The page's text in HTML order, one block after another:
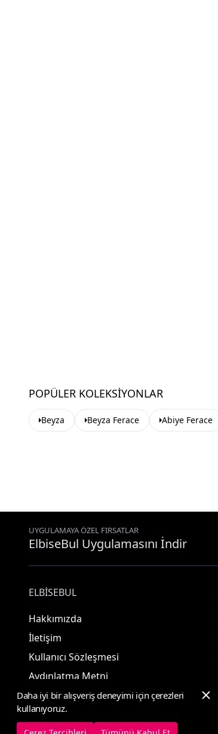
POPÜLER KOLEKSIYONLAR
Beyza Beyza Ferace Abiye Ferace
UYGULAMAYA ÖZEL FIRSATLAR
ElbiseBul Uygulamasını İndir
ELBISEBUL
Hakkımızda
İletişim
Kullanıcı Sözleşmesi
Aydınlatma Metni
Daha iyi bir alışveriş deneyimi için çerezleri
kullanıyoruz.